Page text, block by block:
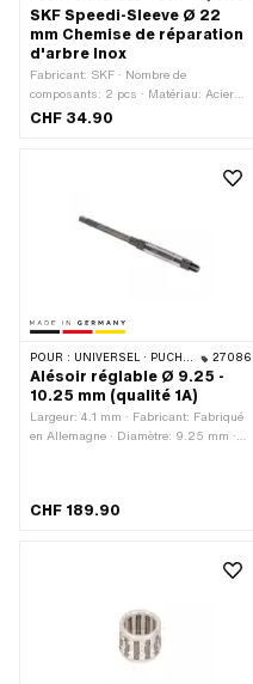
SKF Speedi-Sleeve Ø 22
mm Chemise de réparation
d'arbre Inox
Fabricant: SKF · Nombre de
composants: 2 pcs · Matériau: Acier
chromé (couramment appelé Nirosta)
CHF 34.90
POUR : UNIVERSEL · PUCH · PIAGGIO · TOMOS 27086
Alésoir réglable Ø 9.25 -
10.25 mm (qualité 1A)
Largeur: 4.1 mm · Fabricant: Fabriqué
en Allemagne · Diamètre: 9.25 mm ·
CHF 189.90